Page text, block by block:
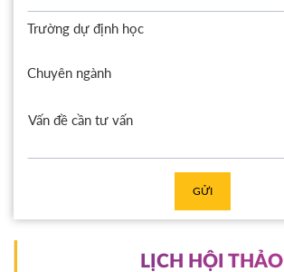
Trường dự định học
Chuyên ngành
GỬI
LỊCH HỘI THẢO